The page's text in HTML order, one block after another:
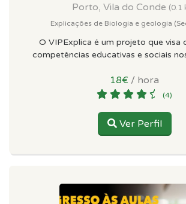
Porto, Vila do Conde (0.1
Explicações de Biologia e geologia
O VIPExplica é um projeto que visa
competências educativas e sociais
18€ / hora
(4)
Ver Perfil